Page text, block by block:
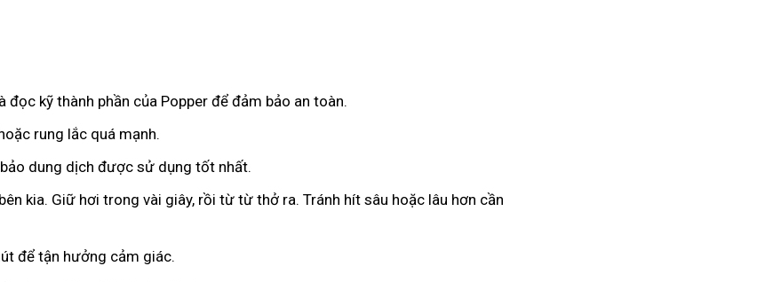
kỹ thành phần của Popper để đảm bảo an toàn.
rung lắc quá mạnh.
dung dịch được sử dụng tốt nhất.
kia. Giữ hơi trong vài giây, rồi từ từ thở ra. Tránh hít sâu hoặc lâu hơn cần
để tận hưởng cảm giác.